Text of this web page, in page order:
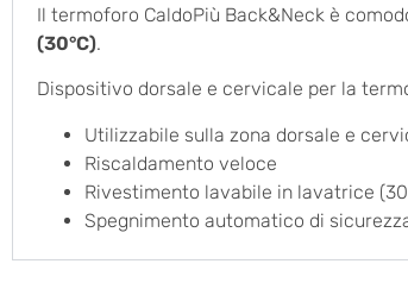
Il termoforo CaldoPiù Back&Neck è
(30°C).
Dispositivo dorsale e cervicale per la
Utilizzabile sulla zona dorsale e
Riscaldamento veloce
Rivestimento lavabile in lavatrice
Spegnimento automatico di